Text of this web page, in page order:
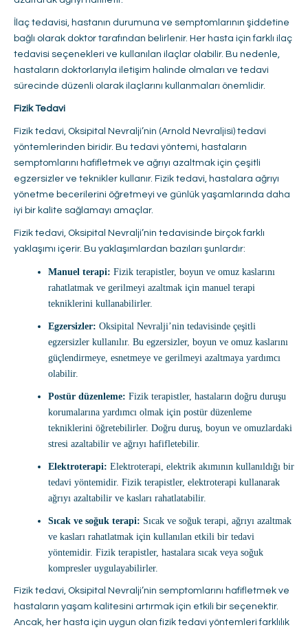
İlaç tedavisi, hastanın durumuna ve semptomlarının şiddetine
bağlı olarak doktor tarafından belirlenir. Her hasta için farklı ilaç
tedavisi seçenekleri ve kullanılan ilaçlar olabilir. Bu nedenle,
hastaların doktorlarıyla iletişim halinde olmaları ve tedavi
sürecinde düzenli olarak ilaçlarını kullanmaları önemlidir.
Fizik Tedavi
Fizik tedavi, Oksipital Nevralji’nin (Arnold Nevraljisi) tedavi
yöntemlerinden biridir. Bu tedavi yöntemi, hastaların
semptomlarını hafifletmek ve ağrıyı azaltmak için çeşitli
egzersizler ve teknikler kullanır. Fizik tedavi, hastalara ağrıyı
yönetme becerilerini öğretmeyi ve günlük yaşamlarında daha
iyi bir kalite sağlamayı amaçlar.
Fizik tedavi, Oksipital Nevralji’nin tedavisinde birçok farklı
yaklaşımı içerir. Bu yaklaşımlardan bazıları şunlardır:
Manuel terapi: Fizik terapistler, boyun ve omuz kaslarını
rahatlatmak ve gerilmeyi azaltmak için manuel terapi
tekniklerini kullanabilirler.
Egzersizler: Oksipital Nevralji’nin tedavisinde çeşitli
egzersizler kullanılır. Bu egzersizler, boyun ve omuz kaslarını
güçlendirmeye, esnetmeye ve gerilmeyi azaltmaya yardımcı
olabilir.
Postür düzenleme: Fizik terapistler, hastaların doğru duruşu
korumalarına yardımcı olmak için postür düzenleme
tekniklerini öğretebilirler. Doğru duruş, boyun ve omuzlardaki
stresi azaltabilir ve ağrıyı hafifletebilir.
Elektroterapi: Elektroterapi, elektrik akımının kullanıldığı bir
tedavi yöntemidir. Fizik terapistler, elektroterapi kullanarak
ağrıyı azaltabilir ve kasları rahatlatabilir.
Sıcak ve soğuk terapi: Sıcak ve soğuk terapi, ağrıyı azaltmak
ve kasları rahatlatmak için kullanılan etkili bir tedavi
yöntemidir. Fizik terapistler, hastalara sıcak veya soğuk
kompresler uygulayabilirler.
Fizik tedavi, Oksipital Nevralji’nin semptomlarını hafifletmek ve
hastaların yaşam kalitesini artırmak için etkili bir seçenektir.
Ancak, her hasta için uygun olan fizik tedavi yöntemleri farklılık